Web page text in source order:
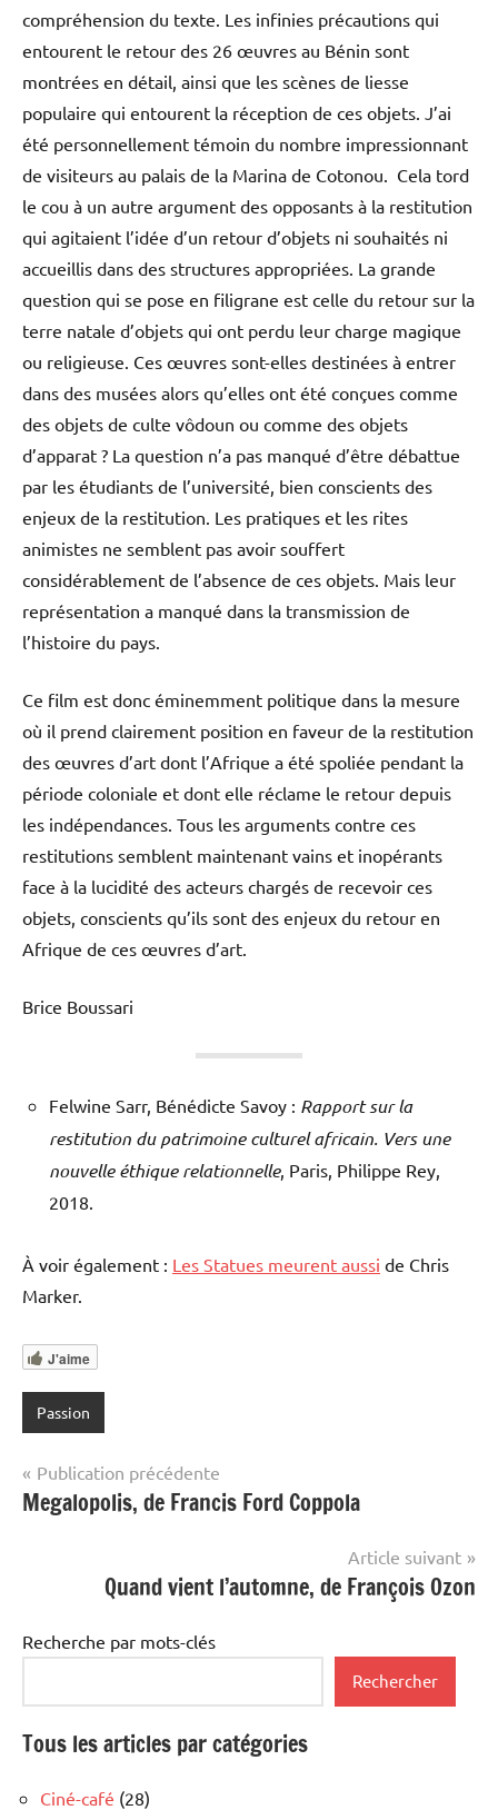
compréhension du texte. Les infinies précautions qui
entourent le retour des 26 œuvres au Bénin sont
montrées en détail, ainsi que les scènes de liesse
populaire qui entourent la réception de ces objets. J’ai
été personnellement témoin du nombre impressionnant
de visiteurs au palais de la Marina de Cotonou. Cela tord
le cou à un autre argument des opposants à la restitution
qui agitaient l’idée d’un retour d’objets ni souhaités ni
accueillis dans des structures appropriées. La grande
question qui se pose en filigrane est celle du retour sur la
terre natale d’objets qui ont perdu leur charge magique
ou religieuse. Ces œuvres sont-elles destinées à entrer
dans des musées alors qu’elles ont été conçues comme
des objets de culte vôdoun ou comme des objets
d’apparat ? La question n’a pas manqué d’être débattue
par les étudiants de l’université, bien conscients des
enjeux de la restitution. Les pratiques et les rites
animistes ne semblent pas avoir souffert
considérablement de l’absence de ces objets. Mais leur
représentation a manqué dans la transmission de
l’histoire du pays.
Ce film est donc éminemment politique dans la mesure
où il prend clairement position en faveur de la restitution
des œuvres d’art dont l’Afrique a été spoliée pendant la
période coloniale et dont elle réclame le retour depuis
les indépendances. Tous les arguments contre ces
restitutions semblent maintenant vains et inopérants
face à la lucidité des acteurs chargés de recevoir ces
objets, conscients qu’ils sont des enjeux du retour en
Afrique de ces œuvres d’art.
Brice Boussari
Felwine Sarr, Bénédicte Savoy : Rapport sur la
restitution du patrimoine culturel africain. Vers une
nouvelle éthique relationnelle, Paris, Philippe Rey,
2018.
À voir également : Les Statues meurent aussi de Chris
Marker.
J'aime
Passion
Navigation
de
Publication précédente
Megalopolis, de Francis Ford Coppola
Article suivant
Quand vient l’automne, de François Ozon
Recherche par mots-clés
Rechercher
Tous les articles par catégories
Ciné-café (28)